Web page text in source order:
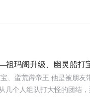
祖玛阁升级、幽灵船打
蛮荒蹲帝王 他是被朋友
几个人组队打大怪的团结